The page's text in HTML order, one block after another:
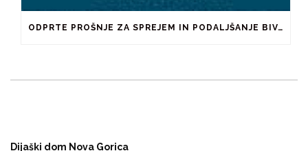
ODPRTE PROŠNJE ZA SPREJEM IN PODALJŠANJE BIVANJA V ŠTUDENTSKIH DOMOVIH IN PRI ZASEBNIKIH
Dijaški dom Nova Gorica